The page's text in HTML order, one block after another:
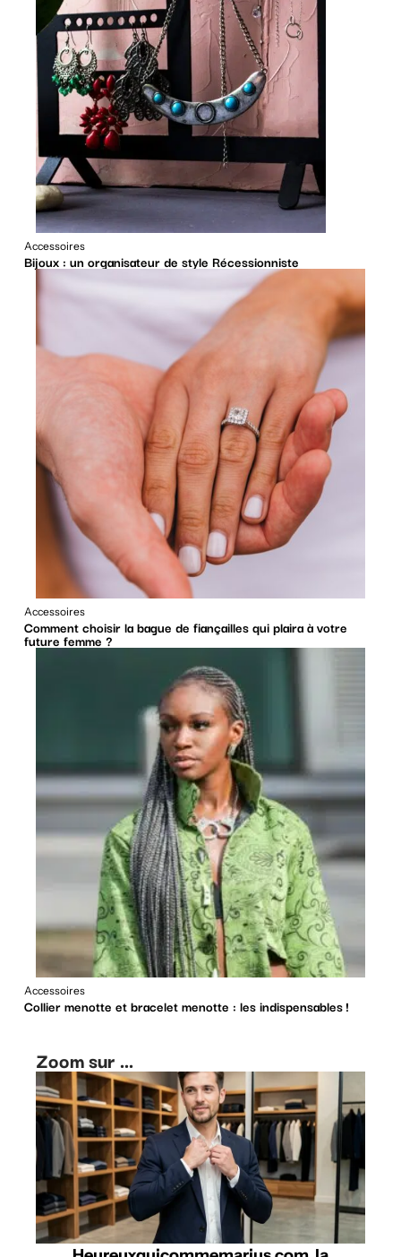
Accessoires
Bijoux : un organisateur de style Récessionniste
Accessoires
Comment choisir la bague de fiançailles qui plaira à votre
future femme ?
Accessoires
Collier menotte et bracelet menotte : les indispensables !
Zoom sur ...